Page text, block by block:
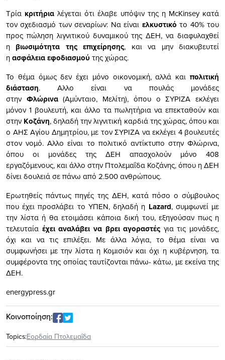
Τρία κριτήρια λέγεται ότι έλαβε υπόψιν της η McKinsey κατά
τον σχεδιασμό των σεναρίων: Να είναι ελκυστικότο 40% του
προς πώληση λιγνιτικού δυναμικού της ΔΕΗ, να διαφυλαχθεί
η βιωσιμότητα της επιχείρησης, και να μην διακυβευτεί
ηασφάλεια εφοδιασμούτης χώρας.
Το θέμα όμως δεν έχει μόνο οικονομική, αλλά και πολιτική
διάσταση. Αλλο είναι να πουλάς μονάδες
στην Φλώρινα(Αμύνταιο, Μελίτη), όπου ο ΣΥΡΙΖΑ εκλέγει
μόνον 1 βουλευτή, και άλλο τα πωλητήρια να επεκταθούν και
στην Κοζάνη, δηλαδή την λιγνιτική καρδιά της χώρας, όπου και
ο ΑΗΣ Αγίου Δημητρίου, με τον ΣΥΡΙΖΑ να εκλέγει 4 βουλευτές
στον νομό. Αλλο είναι το πολιτικό αντίκτυπο στην Φλώρινα,
όπου οι μονάδες της ΔΕΗ απασχολούν μόνο 408
εργαζόμενους, και άλλο στην Πτολεμαΐδα Κοζάνης, όπου η ΔΕΗ
δίνει δουλειά σε πάνω από 2.500 ανθρώπους.
Ερωτηθείς πάντως πηγές της ΔΕΗ, κατά πόσο ο σύμβουλος
που έχει προσλάβει το ΥΠΕΝ, δηλαδή η Lazard, συμφωνεί με
την λίστα ή θα ετοιμάσει κάποια δική του, εξηγούσαν πως η
τελευταία έχει αναλάβει να βρει αγοραστές για τις μονάδες,
όχι και να τις επιλέξει. Με άλλα λόγια, το θέμα είναι να
συμφωνήσει με την λίστα η Κομισιόν και όχι η κυβέρνηση, τα
συμφέροντα της οποίας ταυτίζονται πάνω- κάτω, με εκείνα της
ΔΕΗ.
energypress.gr
Κοινοποίηση:
Topics:Εορδαία Πτολεμαΐδα